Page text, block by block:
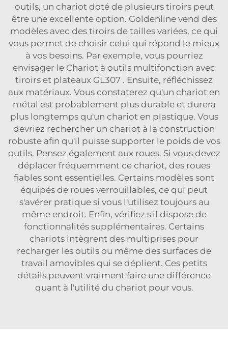
outils, un chariot doté de plusieurs tiroirs peut
être une excellente option. Goldenline vend des
modèles avec des tiroirs de tailles variées, ce qui
vous permet de choisir celui qui répond le mieux
à vos besoins. Par exemple, vous pourriez
envisager le Chariot à outils multifonction avec
tiroirs et plateaux GL307 . Ensuite, réfléchissez
aux matériaux. Vous constaterez qu'un chariot en
métal est probablement plus durable et durera
plus longtemps qu'un chariot en plastique. Vous
devriez rechercher un chariot à la construction
robuste afin qu'il puisse supporter le poids de vos
outils. Pensez également aux roues. Si vous devez
déplacer fréquemment ce chariot, des roues
fiables sont essentielles. Certains modèles sont
équipés de roues verrouillables, ce qui peut
s'avérer pratique si vous l'utilisez toujours au
même endroit. Enfin, vérifiez s'il dispose de
fonctionnalités supplémentaires. Certains
chariots intègrent des multiprises pour
recharger les outils ou même des surfaces de
travail amovibles qui se déplient. Ces petits
détails peuvent vraiment faire une différence
quant à l'utilité du chariot pour vous.